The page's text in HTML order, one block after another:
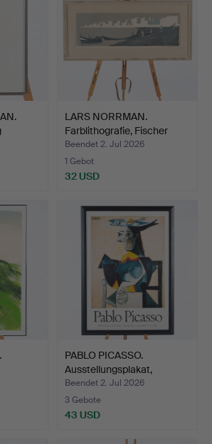
LARS NORRMAN.
Farblithografie, Fischer
mit…
Beendet 2. Jul 2026
1 Gebot
32 USD
PABLO PICASSO.
Ausstellungsplakat,
Moderna…
Beendet 2. Jul 2026
3 Gebote
43 USD